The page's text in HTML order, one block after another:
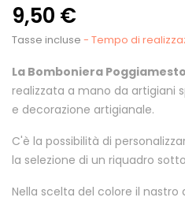
9,50 €
Tasse incluse - Tempo di
La Bomboniera
realizzata a mano da artigiani
e decorazione artigianale.
C'è la possibilità di
la selezione di un riquadro
Nella scelta del colore il